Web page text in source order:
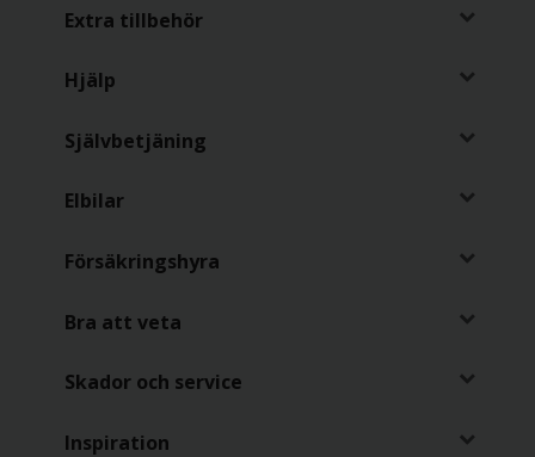
Extra tillbehör
Hjälp
Självbetjäning
Elbilar
Försäkringshyra
Bra att veta
Skador och service
Inspiration